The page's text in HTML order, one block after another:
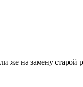
же на замену старой